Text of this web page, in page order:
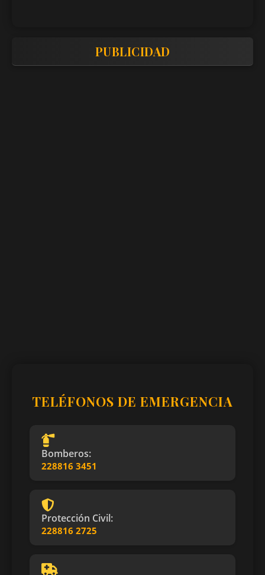
PUBLICIDAD
TELÉFONOS DE EMERGENCIA
Bomberos:
228816 3451
Protección Civil:
228816 2725